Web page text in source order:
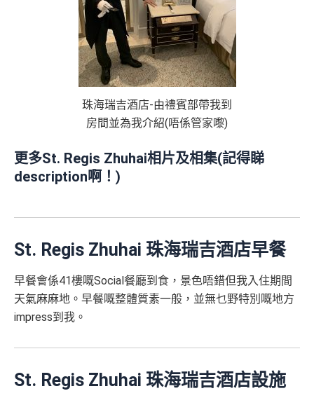
珠海瑞吉酒店-由禮賓部帶我到
房間並為我介紹(唔係管家嚟)
更多St. Regis Zhuhai相片及相集(記得睇
description啊！)
St. Regis Zhuhai 珠海瑞吉酒店早餐
早餐會係41樓嘅Social餐廳到食，景色唔錯但我入住期間
天氣麻麻地。早餐嘅整體質素一般，並無乜野特別嘅地方
impress到我。
St. Regis Zhuhai 珠海瑞吉酒店設施